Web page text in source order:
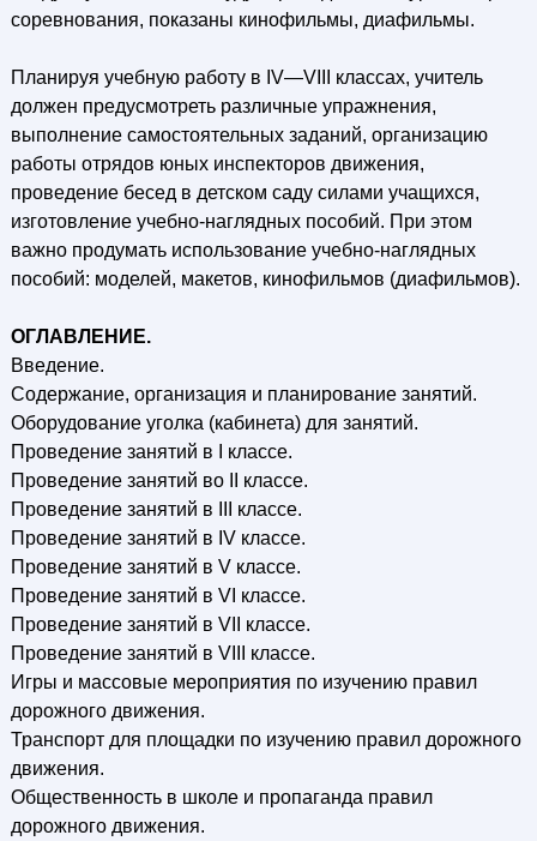
соревнования, показаны кинофильмы, диафильмы.
Планируя учебную работу в IV—VIII классах, учитель
должен предусмотреть различные упражнения,
выполнение самостоятельных заданий, организацию
работы отрядов юных инспекторов движения,
проведение бесед в детском саду силами учащихся,
изготовление учебно-наглядных пособий. При этом
важно продумать использование учебно-наглядных
пособий: моделей, макетов, кинофильмов (диафильмов).
ОГЛАВЛЕНИЕ.
Введение.
Содержание, организация и планирование занятий.
Оборудование уголка (кабинета) для занятий.
Проведение занятий в I классе.
Проведение занятий во II классе.
Проведение занятий в III классе.
Проведение занятий в IV классе.
Проведение занятий в V классе.
Проведение занятий в VI классе.
Проведение занятий в VII классе.
Проведение занятий в VIII классе.
Игры и массовые мероприятия по изучению правил
дорожного движения.
Транспорт для площадки по изучению правил дорожного
движения.
Общественность в школе и пропаганда правил
дорожного движения.